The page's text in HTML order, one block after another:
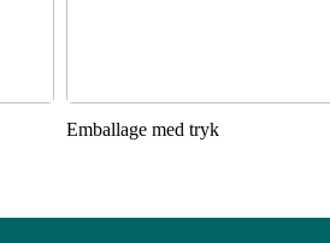
Emballage med tryk